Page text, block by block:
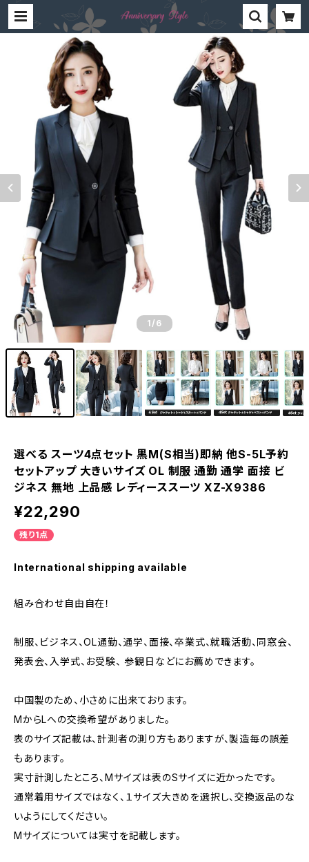
1 /6
選べる スーツ4点セット 黒M(S相当)即納 他S-5L予約
セットアップ 大きいサイズ OL 制服 通勤 通学 面接 ビ
ジネス 無地 上品感 レディーススーツ XZ-X9386
¥22,290
残り1点
International shipping available
組み合わせ自由自在！
制服、ビジネス、OL通勤、通学、面接、卒業式、就職活動、同窓会、
発表会、入学式、お受験、 参観日などにお薦めできます。
中国製のため、小さめに出来ております。
MからLへの交換希望がありました。
表のサイズ記載は、計測者の測り方もありますが、製造毎の誤差
もあります。
実寸計測したところ、Mサイズは表のSサイズに近かったです。
通常着用サイズではなく、１サイズ大きめを選択し、交換返品のな
いようにしてください。
Mサイズについては実寸を記載します。